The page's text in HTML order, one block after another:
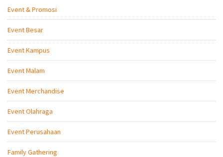
Event & Promosi
Event Besar
Event Kampus
Event Malam
Event Merchandise
Event Olahraga
Event Perusahaan
Family Gathering